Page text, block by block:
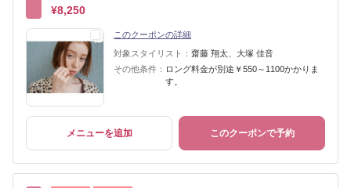
¥8,250
このクーポンの詳細
対象スタイリスト： 齋藤 翔太、大塚 佳音
その他条件： ロング料金が別途￥550～1100かかりま
す。
メニューを追加 このクーポンで予約